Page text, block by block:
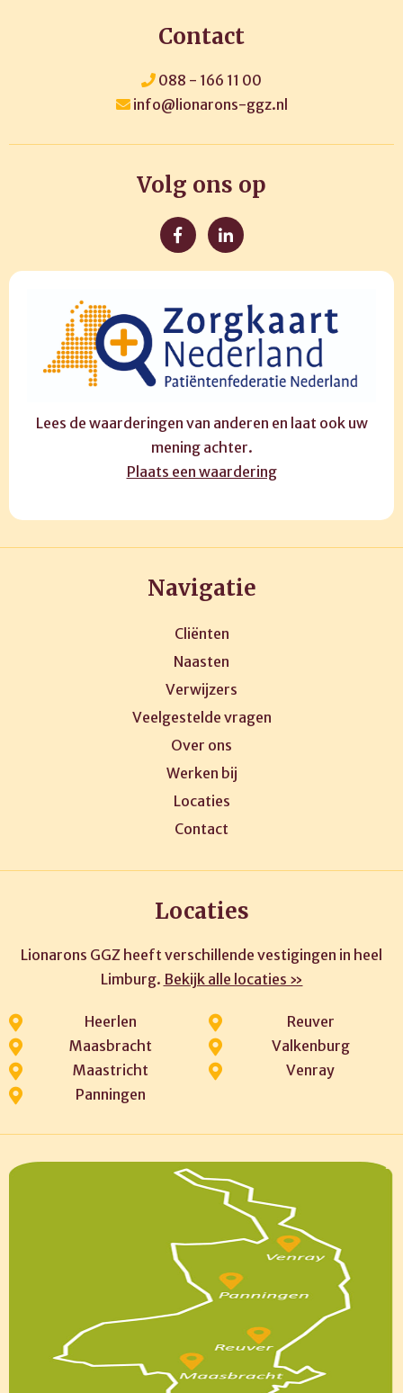
Contact
088 - 166 11 00
info@lionarons-ggz.nl
Volg ons op
Lees de waarderingen van anderen en laat ook uw
mening achter.
Plaats een waardering
Navigatie
Cliënten
Naasten
Verwijzers
Veelgestelde vragen
Over ons
Werken bij
Locaties
Contact
Locaties
Lionarons GGZ heeft verschillende vestigingen in heel
Limburg. Bekijk alle locaties »
Heerlen
Maasbracht
Maastricht
Panningen
Reuver
Valkenburg
Venray